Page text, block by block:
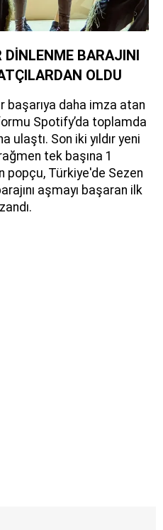
DİNLENME BARAJINI
OLDU
başarıya daha imza atan
Spotify’da toplamda
ulaştı. Son iki yıldır yeni
tek başına 1
popçu, Türkiye'de Sezen
aşmayı başaran ilk